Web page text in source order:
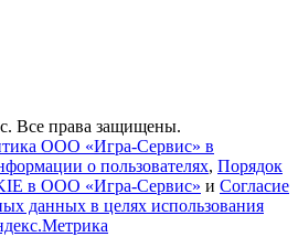
Все права защищены.
ООО «Игра-Сервис» в
о пользователях, Порядок
в ООО «Игра-Сервис» и Согласие
данных в целях использования